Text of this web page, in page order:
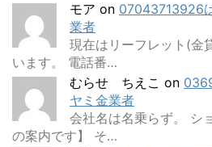
モア on 07043713926
業者
現在はリーフレット(金
います。 電話番…
むらせ ちえこ on
ヤミ金業者
会社名は名乗らず。 シ
の案内です】 そ…